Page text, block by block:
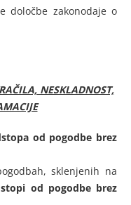
določbe zakonodaje o
NESKLADNOST,
od pogodbe brez
sklenjenih na
od pogodbe brez